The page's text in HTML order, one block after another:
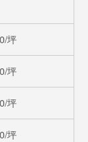
坪
坪
坪
坪